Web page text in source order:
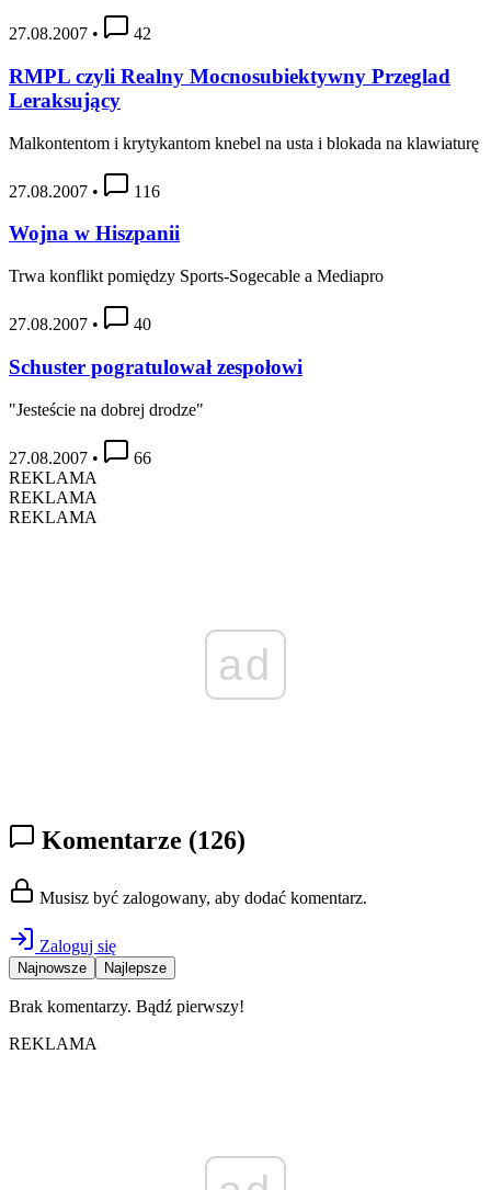
27.08.2007 • 42
RMPL czyli Realny Mocnosubiektywny Przeglad
Leraksujący
Malkontentom i krytykantom knebel na usta i blokada na klawiaturę
27.08.2007 • 116
Wojna w Hiszpanii
Trwa konflikt pomiędzy Sports-Sogecable a Mediapro
27.08.2007 • 40
Schuster pogratulował zespołowi
"Jesteście na dobrej drodze"
27.08.2007 •
66
REKLAMA
REKLAMA
REKLAMA
ad
Komentarze (126)
Musisz być zalogowany, aby dodać komentarz.
Zaloguj się
Najnowsze Najlepsze
Brak komentarzy. Bądź pierwszy!
REKLAMA